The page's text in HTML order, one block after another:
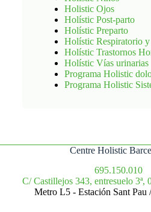
Holistic Ojos
Holístic Post-parto
Holístic Preparto
Holístic Respiratorio y
Holístic Trastornos
Holístic Vías urinarias
Programa Holistic
Programa Holistic
Centre Holistic
695.150.010
C/ Castillejos 343, entresuelo 3ª,
Metro L5 - Estación Sant Pau